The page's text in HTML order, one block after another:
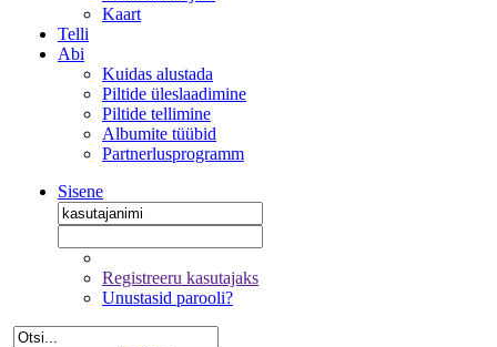
Kaart
Telli
Abi
Kuidas alustada
Piltide üleslaadimine
Piltide tellimine
Albumite tüübid
Partnerlusprogramm
Sisene
Registreeru kasutajaks
Unustasid parooli?